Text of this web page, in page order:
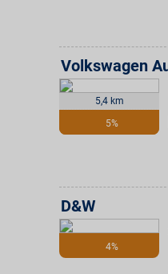
5,4 km
5%
4%
D&W